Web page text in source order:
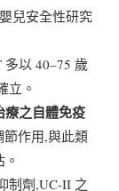
兒安全性研究
多以 40–75 歲
立。
療之自體免疫
作用,與此類
制劑,UC-II 之